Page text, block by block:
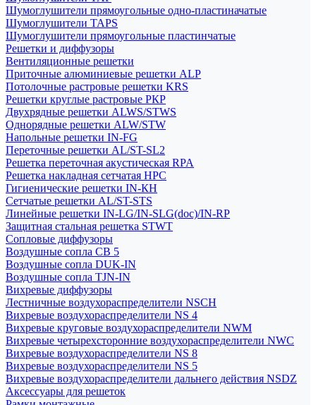
Шумоглушители прямоугольные одно-пластиначатые
Шумоглушители TAPS
Шумоглушители прямоугольные пластинчатые
Решетки и диффузоры
Вентиляционные решетки
Приточные алюминиевые решетки ALP
Потолочные растровые решетки KRS
Решетки круглые растровые РКР
Двухрядные решетки ALWS/STWS
Однорядные решетки ALW/STW
Напольные решетки IN-FG
Переточные решетки AL/ST-SL2
Решетка переточная акустическая RPA
Решетка накладная сетчатая НРС
Гигиенические решетки IN-КН
Сетчатые решетки AL/ST-STS
Линейные решетки IN-LG/IN-SLG(doc)/IN-RP
Защитная стальная решетка STWT
Сопловые диффузоры
Воздушные сопла СВ 5
Воздушные сопла DUK-IN
Воздушные сопла TJN-IN
Вихревые диффузоры
Лестничные воздухораспределители NSCH
Вихревые воздухораспределители NS 4
Вихревые круговые воздухораспределители NWM
Вихревые четырехсторонние воздухораспределители NWC
Вихревые воздухораспределители NS 8
Вихревые воздухораспределители NS 5
Вихревые воздухораспределители дальнего действия NSDZ
Аксессуары для решеток